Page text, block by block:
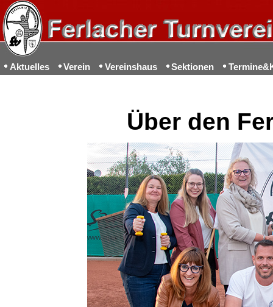
Aktuelles Verein Vereinshaus Sektionen
Über den